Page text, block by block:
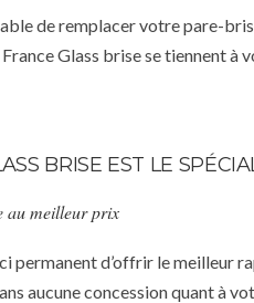
de remplacer votre pare-
France Glass brise se tiennent
BRISE EST LE
au meilleur prix
permanent d’offrir le meilleur
aucune concession quant à